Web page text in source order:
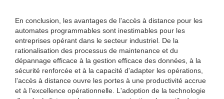
En conclusion, les avantages de l'accès à distance pour les
automates programmables sont inestimables pour les
entreprises opérant dans le secteur industriel. De la
rationalisation des processus de maintenance et du
dépannage efficace à la gestion efficace des données, à la
sécurité renforcée et à la capacité d'adapter les opérations,
l'accès à distance ouvre les portes à une productivité accrue
et à l'excellence opérationnelle. L'adoption de la technologie